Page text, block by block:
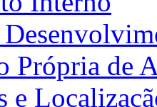
Própria de
e